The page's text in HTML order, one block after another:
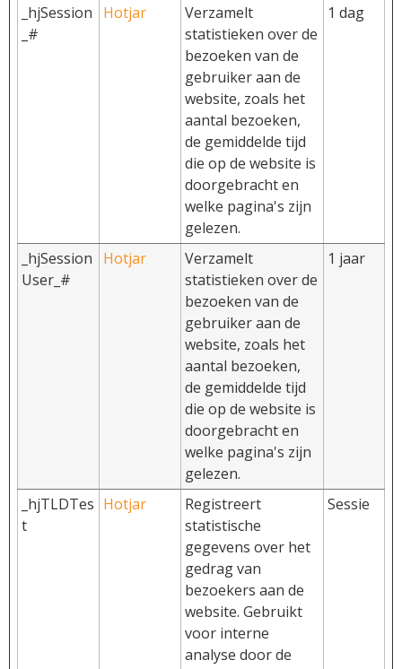
_hjSession
_#
Hotjar
Verzamelt
statistieken over de
bezoeken van de
gebruiker aan de
website, zoals het
aantal bezoeken,
de gemiddelde tijd
die op de website is
doorgebracht en
welke pagina's zijn
gelezen.
1 dag
_hjSession
User_#
Hotjar
Verzamelt
statistieken over de
bezoeken van de
gebruiker aan de
website, zoals het
aantal bezoeken,
de gemiddelde tijd
die op de website is
doorgebracht en
welke pagina's zijn
gelezen.
1 jaar
_hjTLDTes
t
Hotjar
Registreert
statistische
gegevens over het
gedrag van
bezoekers aan de
website. Gebruikt
voor interne
analyse door de
Sessie